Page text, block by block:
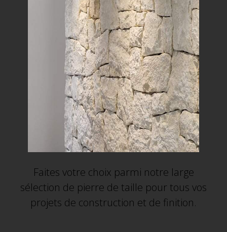
Faites votre choix parmi notre large
sélection de pierre de taille pour tous vos
projets de construction et de finition.